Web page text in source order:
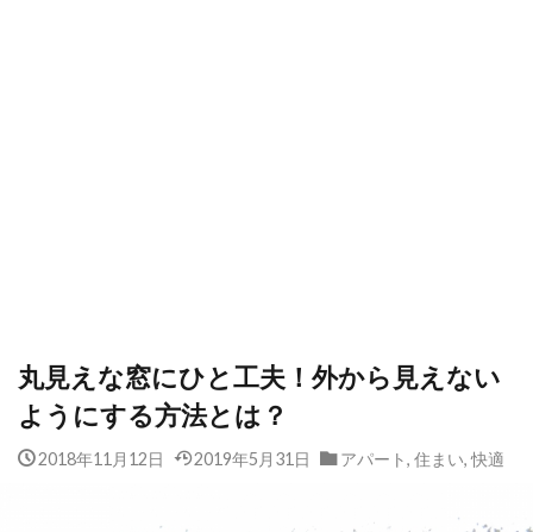
丸見えな窓にひと工夫！外から見えない
ようにする方法とは？
2018年11月12日 2019年5月31日 アパート, 住まい,快適